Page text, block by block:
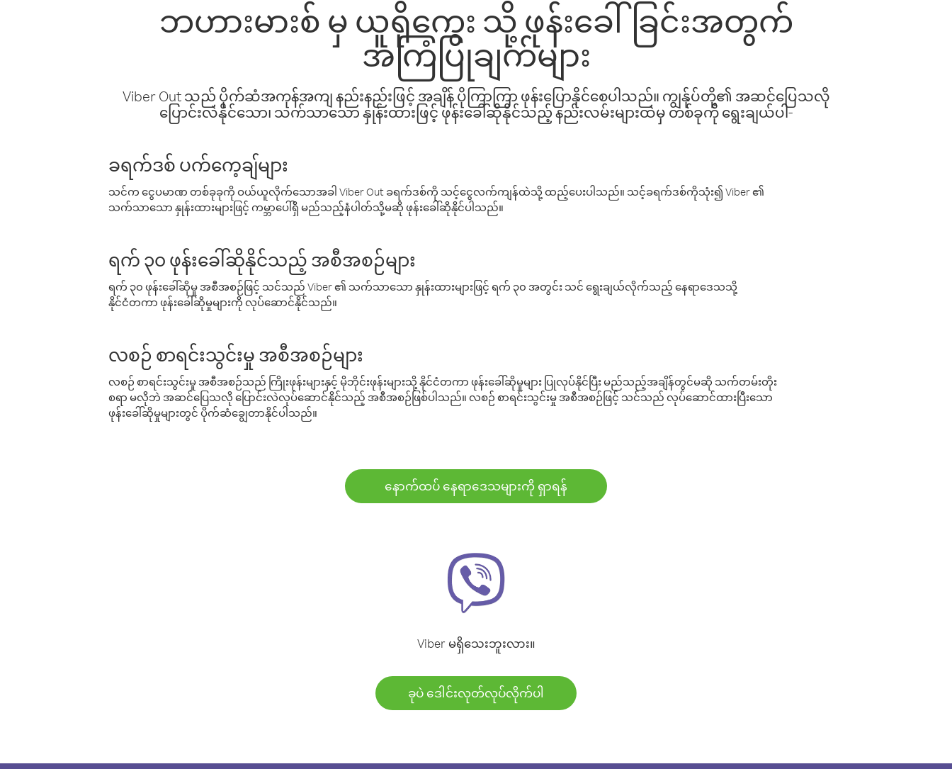
ဘဟားမားစ် မှ ယူရိုကွေး သို့ ဖုန်းခေါ်ခြင်းအတွက်
အကြံပြုချက်များ
Viber Out သည် ပိုက်ဆံအကုန်အကျ နည်းနည်းဖြင့် အချိန် ပိုကြာကြာ ဖုန်းပြောနိုင်စေပါသည်။ ကျွန်ုပ်တို့၏ အဆင်ပြေသလို
ပြောင်းလဲနိုင်သော၊ သက်သာသော နှုန်းထားဖြင့် ဖုန်းခေါ်ဆိုနိုင်သည့် နည်းလမ်းများထဲမှ တစ်ခုကို ရွေးချယ်ပါ-
ခရက်ဒစ် ပက်ကေ့ချ်များ
သင်က ငွေပမာဏ တစ်ခုခုကို ဝယ်ယူလိုက်သောအခါ Viber Out ခရက်ဒစ်ကို သင့်ငွေလက်ကျန်ထဲသို့ ထည့်ပေးပါသည်။ သင့်ခရက်ဒစ်ကိုသုံး၍ Viber ၏
သက်သာသော နှုန်းထားများဖြင့် ကမ္ဘာပေါ်ရှိ မည်သည့်နံပါတ်သို့မဆို ဖုန်းခေါ်ဆိုနိုင်ပါသည်။
ရက် ၃၀ ဖုန်းခေါ်ဆိုနိုင်သည့် အစီအစဉ်များ
ရက် ၃၀ ဖုန်းခေါ်ဆိုမှု အစီအစဉ်ဖြင့် သင်သည် Viber ၏ သက်သာသော နှုန်းထားများဖြင့် ရက် ၃၀ အတွင်း သင် ရွေးချယ်လိုက်သည့် နေရာဒေသသို့
နိုင်ငံတကာ ဖုန်းခေါ်ဆိုမှုများကို လုပ်ဆောင်နိုင်သည်။
လစဉ် စာရင်းသွင်းမှု အစီအစဉ်များ
လစဉ် စာရင်းသွင်းမှု အစီအစဉ်သည် ကြိုးဖုန်းများနှင့် မိုဘိုင်းဖုန်းများသို့ နိုင်ငံတကာ ဖုန်းခေါ်ဆိုမှုများ ပြုလုပ်နိုင်ပြီး မည်သည့်အချိန်တွင်မဆို သက်တမ်းတိုး
စရာ မလိုဘဲ အဆင်ပြေသလို ပြောင်းလဲလုပ်ဆောင်နိုင်သည့် အစီအစဉ်ဖြစ်ပါသည်။ လစဉ် စာရင်းသွင်းမှု အစီအစဉ်ဖြင့် သင်သည် လုပ်ဆောင်ထားပြီးသော
ဖုန်းခေါ်ဆိုမှုများတွင် ပိုက်ဆံချွေတာနိုင်ပါသည်။
နောက်ထပ် နေရာဒေသများကို ရှာရန်
Viber မရှိသေးဘူးလား။
ခုပဲ ဒေါင်းလုတ်လုပ်လိုက်ပါ